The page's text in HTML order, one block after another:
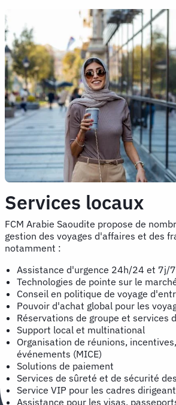
Services locaux
FCM Arabie Saoudite propose de
gestion des voyages d'affaires et des
notamment :
Assistance d'urgence 24h/24 et 7j/7
Technologies de pointe sur le
Conseil en politique de voyage
Pouvoir d'achat global pour les
Réservations de groupe et services
Support local et multinational
Organisation de réunions,
événements (MICE)
Solutions de paiement
Services de sûreté et de sécurité
Service VIP pour les cadres
Assistance pour les visas,